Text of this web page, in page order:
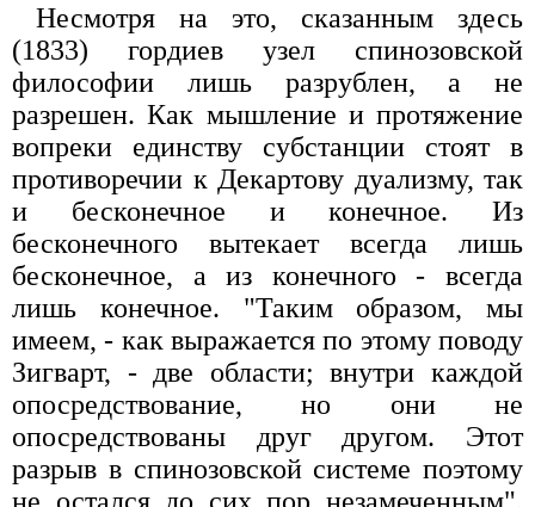
Несмотря на это, сказанным здесь
(1833) гордиев узел спинозовской
философии лишь разрублен, а не
разрешен. Как мышление и протяжение
вопреки единству субстанции стоят в
противоречии к Декартову дуализму, так
и бесконечное и конечное. Из
бесконечного вытекает всегда лишь
бесконечное, а из конечного - всегда
лишь конечное. "Таким образом, мы
имеем, - как выражается по этому поводу
Зигварт, - две области; внутри каждой
опосредствование, но они не
опосредствованы друг другом. Этот
разрыв в спинозовской системе поэтому